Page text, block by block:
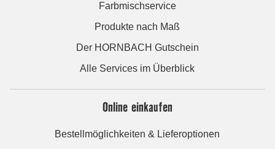
Farbmischservice
Produkte nach Maß
Der HORNBACH Gutschein
Alle Services im Überblick
Online einkaufen
Bestellmöglichkeiten & Lieferoptionen